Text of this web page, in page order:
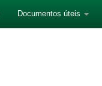
Documentos úteis